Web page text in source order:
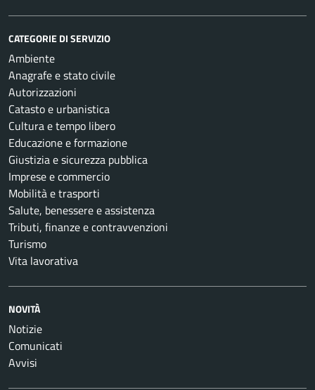
CATEGORIE DI SERVIZIO
Ambiente
Anagrafe e stato civile
Autorizzazioni
Catasto e urbanistica
Cultura e tempo libero
Educazione e formazione
Giustizia e sicurezza pubblica
Imprese e commercio
Mobilità e trasporti
Salute, benessere e assistenza
Tributi, finanze e contravvenzioni
Turismo
Vita lavorativa
NOVITÀ
Notizie
Comunicati
Avvisi